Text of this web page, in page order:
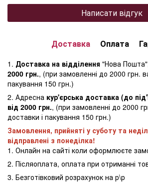
Написати відгук
Доставка Оплата
1. Доставка на відділення "Нова
2000 грн., (при замовленні до 2000 грн.
пакування 150 грн.)
2. Адресна кур'єрська доставка (до
від 2000 грн., (при замовленні до 2000
доставки і пакування 150 грн.)
Замовлення, прийняті у суботу та
відправлені з понеділка!
1. Онлайн на сайті коли оформлюєте
2. Післяоплата, оплата при отриманні
3. Безготівковий розрахунок на р\р